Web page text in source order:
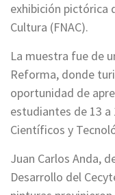
exhibición pictórica
Cultura (FNAC).
La muestra fue de
Reforma, donde
oportunidad de
estudiantes de 13
Científicos y
Juan Carlos Anda,
Desarrollo del